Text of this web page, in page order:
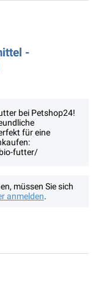
-
bei Petshop24!
für eine
futter/
müssen Sie sich
anmelden.